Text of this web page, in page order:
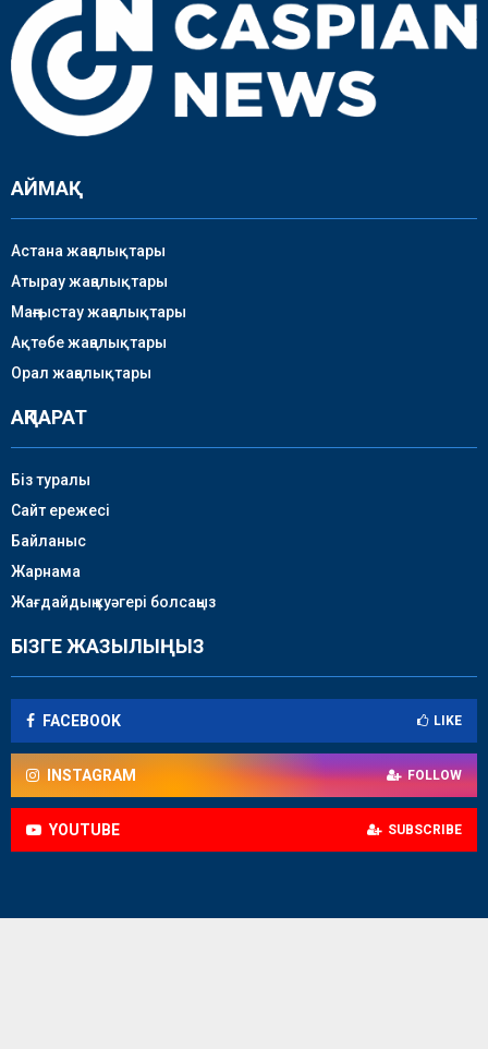
АЙМАҚ
Астана жаңалықтары
Атырау жаңалықтары
Маңғыстау жаңалықтары
Ақтөбе жаңалықтары
Орал жаңалықтары
АҚПАРАТ
Біз туралы
Сайт ережесі
Байланыс
Жарнама
Жағдайдың куәгері болсаңыз
БІЗГЕ ЖАЗЫЛЫҢЫЗ
FACEBOOK LIKE
INSTAGRAM FOLLOW
YOUTUBE SUBSCRIBE